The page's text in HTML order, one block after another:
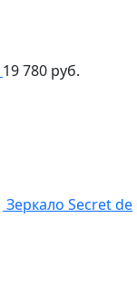
19 780 руб.
Зеркало Secret de